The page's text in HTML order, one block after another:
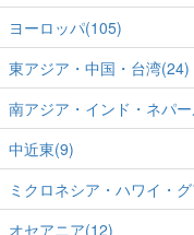
ヨーロッパ(105)
東アジア・中国・台湾(24)
南アジア・インド・ネパ
中近東(9)
ミクロネシア・ハワイ・
オセアニア(12)